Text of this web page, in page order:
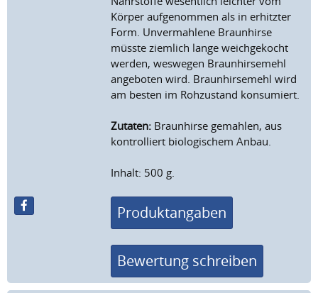
Körper aufgenommen als in erhitzter
Form. Unvermahlene Braunhirse
müsste ziemlich lange weichgekocht
werden, weswegen Braunhirsemehl
angeboten wird. Braunhirsemehl wird
am besten im Rohzustand konsumiert.
Zutaten: Braunhirse gemahlen, aus
kontrolliert biologischem Anbau.
Inhalt: 500 g.
Produktangaben
Bewertung schreiben